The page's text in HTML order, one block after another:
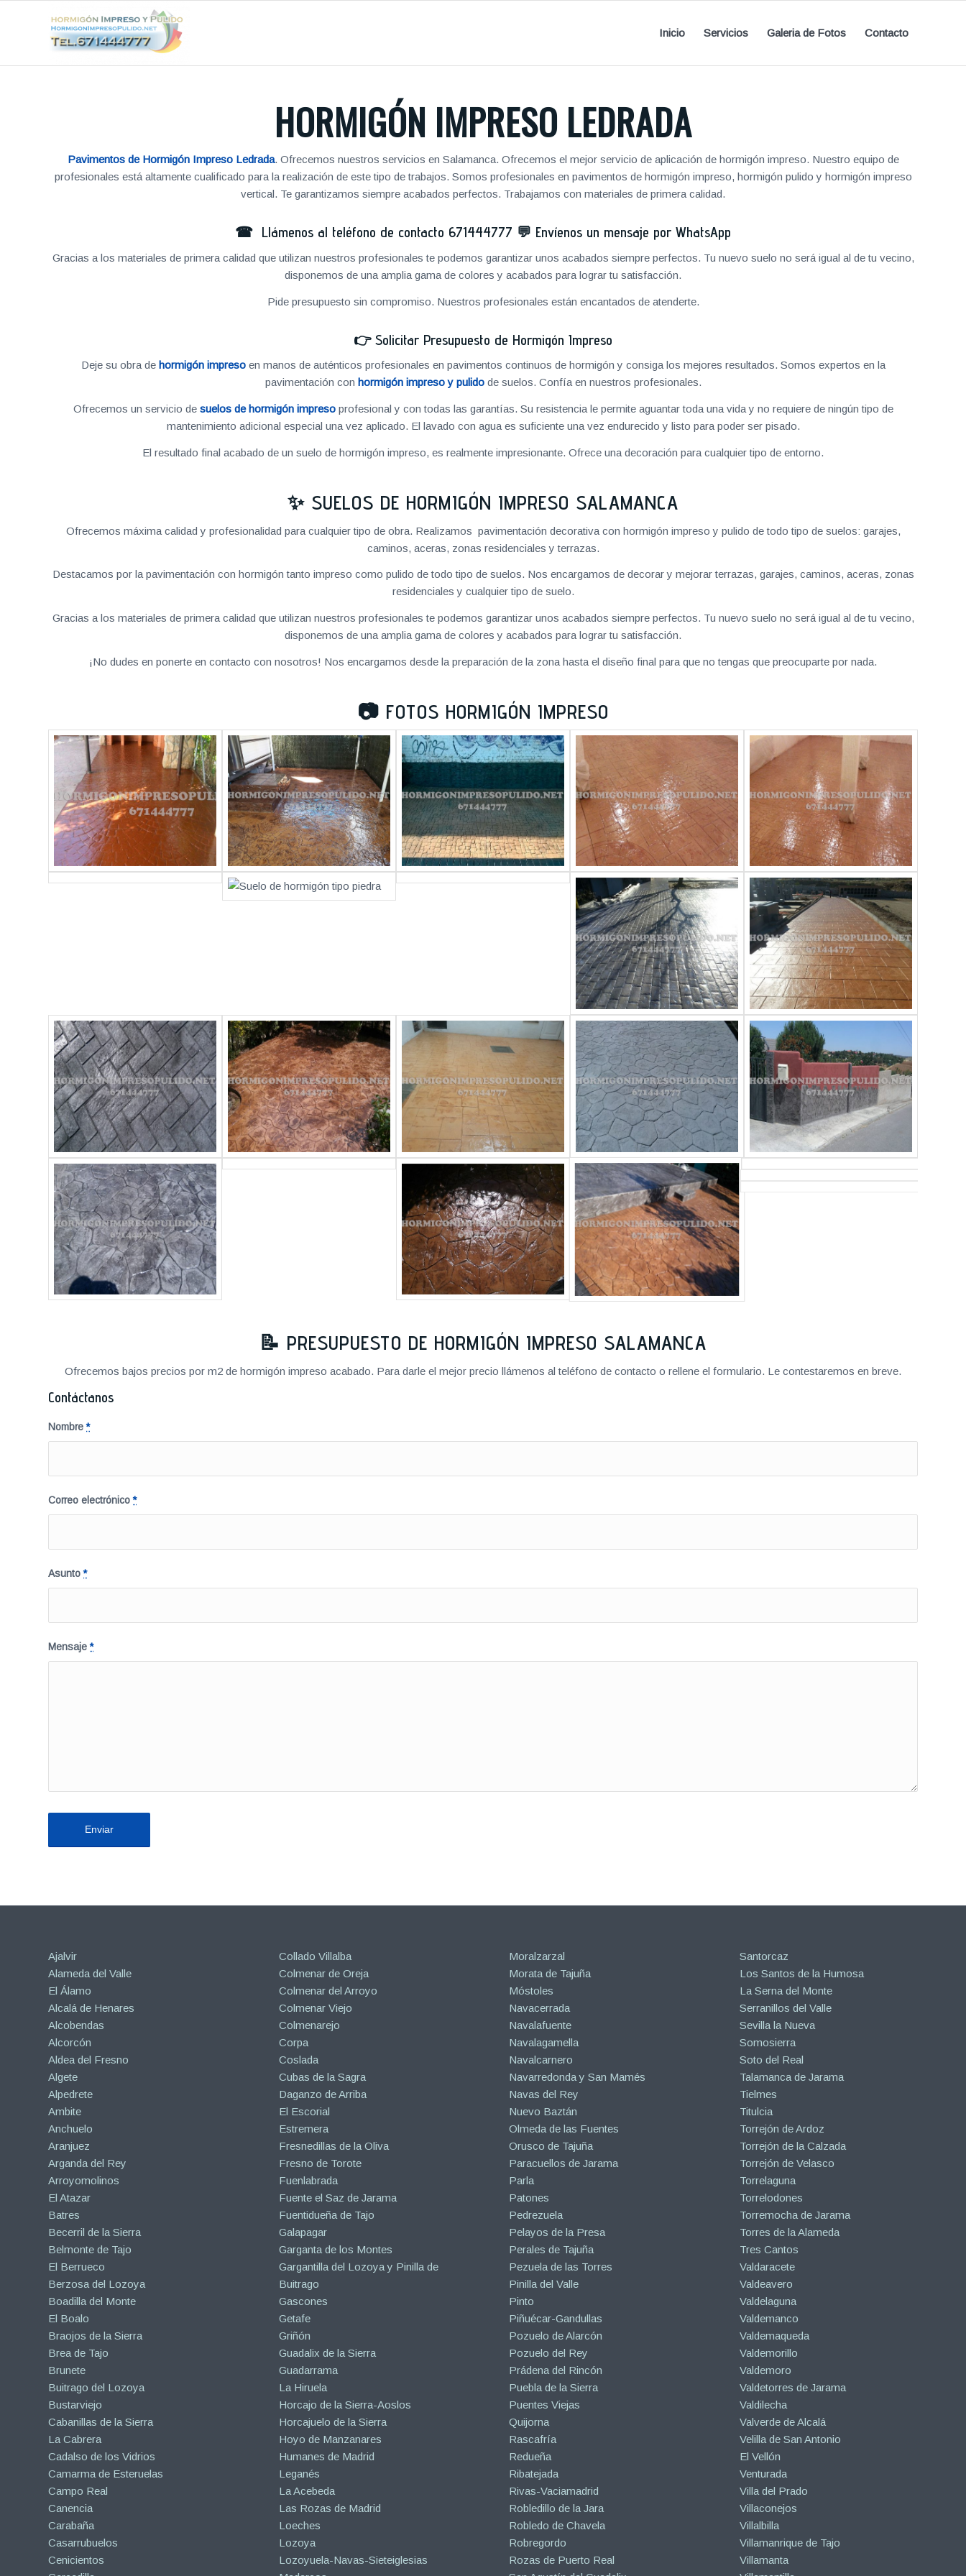
Inicio Servicios Galeria de Fotos Contacto
HORMIGÓN IMPRESO LEDRADA
Pavimentos de Hormigón Impreso Ledrada. Ofrecemos nuestros servicios en Salamanca. Ofrecemos el mejor servicio de aplicación de hormigón impreso. Nuestro equipo de
profesionales está altamente cualificado para la realización de este tipo de trabajos. Somos profesionales en pavimentos de hormigón impreso, hormigón pulido y hormigón impreso
vertical. Te garantizamos siempre acabados perfectos. Trabajamos con materiales de primera calidad.
☎ Llámenos al teléfono de contacto 671444777 💬 Envíenos un mensaje por WhatsApp
Gracias a los materiales de primera calidad que utilizan nuestros profesionales te podemos garantizar unos acabados siempre perfectos. Tu nuevo suelo no será igual al de tu vecino,
disponemos de una amplia gama de colores y acabados para lograr tu satisfacción.
Pide presupuesto sin compromiso. Nuestros profesionales están encantados de atenderte.
👉 Solicitar Presupuesto de Hormigón Impreso
Deje su obra de hormigón impresoen manos de auténticos profesionales en pavimentos continuos de hormigón y consiga los mejores resultados. Somos expertos en la
pavimentación con hormigón impreso y pulidode suelos. Confía en nuestros profesionales.
Ofrecemos un servicio de suelos de hormigón impresoprofesional y con todas las garantías. Su resistencia le permite aguantar toda una vida y no requiere de ningún tipo de
mantenimiento adicional especial una vez aplicado. El lavado con agua es suficiente una vez endurecido y listo para poder ser pisado.
El resultado final acabado de un suelo de hormigón impreso, es realmente impresionante. Ofrece una decoración para cualquier tipo de entorno.
✨ SUELOS DE HORMIGÓN IMPRESO SALAMANCA
Ofrecemos máxima calidad y profesionalidad para cualquier tipo de obra. Realizamos pavimentación decorativa con hormigón impreso y pulido de todo tipo de suelos: garajes,
caminos, aceras, zonas residenciales y terrazas.
Destacamos por la pavimentación con hormigón tanto impreso como pulido de todo tipo de suelos. Nos encargamos de decorar y mejorar terrazas, garajes, caminos, aceras, zonas
residenciales y cualquier tipo de suelo.
Gracias a los materiales de primera calidad que utilizan nuestros profesionales te podemos garantizar unos acabados siempre perfectos. Tu nuevo suelo no será igual al de tu vecino,
disponemos de una amplia gama de colores y acabados para lograr tu satisfacción.
¡No dudes en ponerte en contacto con nosotros! Nos encargamos desde la preparación de la zona hasta el diseño final para que no tengas que preocuparte por nada.
📷 FOTOS HORMIGÓN IMPRESO
📝 PRESUPUESTO DE HORMIGÓN IMPRESO SALAMANCA
Ofrecemos bajos precios por m2 de hormigón impreso acabado. Para darle el mejor precio llámenos al teléfono de contacto o rellene el formulario. Le contestaremos en breve.
Contáctanos
Nombre*
Correo electrónico*
Asunto*
Mensaje*
Ajalvir
Alameda del Valle
El Álamo
Alcalá de Henares
Alcobendas
Alcorcón
Aldea del Fresno
Algete
Alpedrete
Ambite
Anchuelo
Aranjuez
Arganda del Rey
Arroyomolinos
El Atazar
Batres
Becerril de la Sierra
Belmonte de Tajo
El Berrueco
Berzosa del Lozoya
Boadilla del Monte
El Boalo
Braojos de la Sierra
Brea de Tajo
Brunete
Buitrago del Lozoya
Bustarviejo
Cabanillas de la Sierra
La Cabrera
Cadalso de los Vidrios
Camarma de Esteruelas
Campo Real
Canencia
Carabaña
Casarrubuelos
Cenicientos
Collado Villalba
Colmenar de Oreja
Colmenar del Arroyo
Colmenar Viejo
Colmenarejo
Corpa
Coslada
Cubas de la Sagra
Daganzo de Arriba
El Escorial
Estremera
Fresnedillas de la Oliva
Fresno de Torote
Fuenlabrada
Fuente el Saz de Jarama
Fuentidueña de Tajo
Galapagar
Garganta de los Montes
Gargantilla del Lozoya y Pinilla de
Buitrago
Gascones
Getafe
Griñón
Guadalix de la Sierra
Guadarrama
La Hiruela
Horcajo de la Sierra-Aoslos
Horcajuelo de la Sierra
Hoyo de Manzanares
Humanes de Madrid
Leganés
La Acebeda
Las Rozas de Madrid
Loeches
Lozoya
Lozoyuela-Navas-Sieteiglesias
Moralzarzal
Morata de Tajuña
Móstoles
Navacerrada
Navalafuente
Navalagamella
Navalcarnero
Navarredonda y San Mamés
Navas del Rey
Nuevo Baztán
Olmeda de las Fuentes
Orusco de Tajuña
Paracuellos de Jarama
Parla
Patones
Pedrezuela
Pelayos de la Presa
Perales de Tajuña
Pezuela de las Torres
Pinilla del Valle
Pinto
Piñuécar-Gandullas
Pozuelo de Alarcón
Pozuelo del Rey
Prádena del Rincón
Puebla de la Sierra
Puentes Viejas
Quijorna
Rascafría
Redueña
Ribatejada
Rivas-Vaciamadrid
Robledillo de la Jara
Robledo de Chavela
Robregordo
Rozas de Puerto Real
Santorcaz
Los Santos de la Humosa
La Serna del Monte
Serranillos del Valle
Sevilla la Nueva
Somosierra
Soto del Real
Talamanca de Jarama
Tielmes
Titulcia
Torrejón de Ardoz
Torrejón de la Calzada
Torrejón de Velasco
Torrelaguna
Torrelodones
Torremocha de Jarama
Torres de la Alameda
Tres Cantos
Valdaracete
Valdeavero
Valdelaguna
Valdemanco
Valdemaqueda
Valdemorillo
Valdemoro
Valdetorres de Jarama
Valdilecha
Valverde de Alcalá
Velilla de San Antonio
El Vellón
Venturada
Villa del Prado
Villaconejos
Villalbilla
Villamanrique de Tajo
Villamanta